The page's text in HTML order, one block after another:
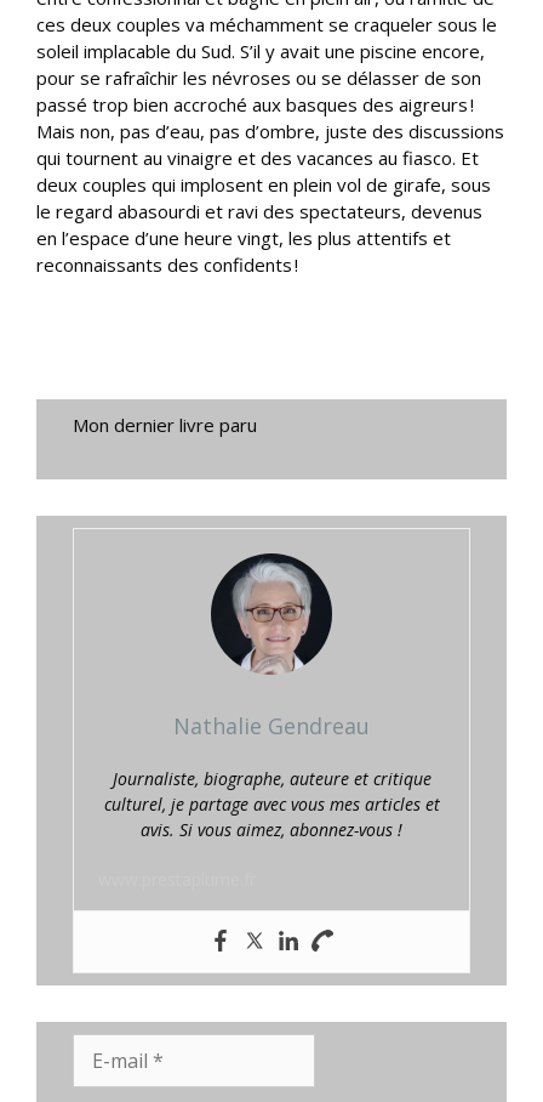
ces deux couples va méchamment se craqueler sous le
soleil implacable du Sud. S’il y avait une piscine encore,
pour se rafraîchir les névroses ou se délasser de son
passé trop bien accroché aux basques des aigreurs !
Mais non, pas d’eau, pas d’ombre, juste des discussions
qui tournent au vinaigre et des vacances au fiasco. Et
deux couples qui implosent en plein vol de girafe, sous
le regard abasourdi et ravi des spectateurs, devenus
en l’espace d’une heure vingt, les plus attentifs et
reconnaissants des confidents !
Mon dernier livre paru
Nathalie Gendreau
Journaliste, biographe, auteure et critique
culturel, je partage avec vous mes articles et
avis. Si vous aimez, abonnez-vous !
mail